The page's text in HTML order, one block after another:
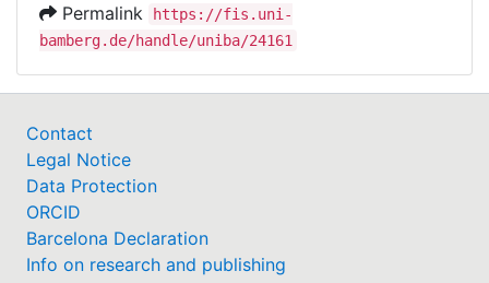
Permalink
https://fis.uni-
bamberg.de/handle/uniba/24161
Contact
Legal Notice
Data Protection
ORCID
Barcelona Declaration
Info on research and publishing